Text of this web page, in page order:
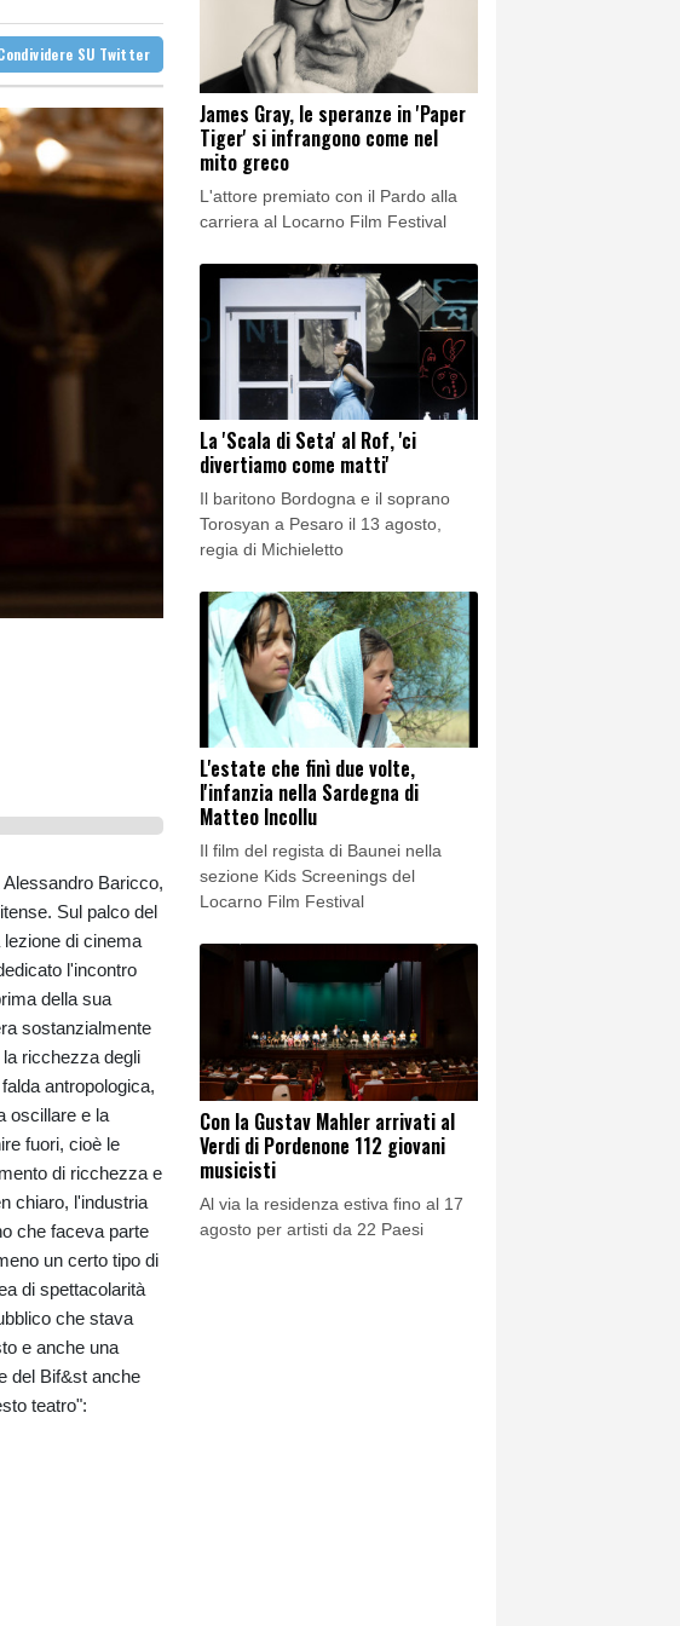
di Suu Kyi
la settimana di Ferragosto
settimana di Ferragosto
come nel mito greco
SU Twitter
Baricco,
Sul palco del
di cinema
l'incontro
della sua
sostanzialmente
ricchezza degli
antropologica,
oscillare e la
fuori, cioè le
di ricchezza e
chiaro, l'industria
che faceva parte
un certo tipo di
di spettacolarità
che stava
e anche una
del Bif&st anche
teatro":
James Gray, le speranze in 'Paper
Tiger' si infrangono come nel
mito greco
L'attore premiato con il Pardo alla
carriera al Locarno Film Festival
La 'Scala di Seta' al Rof, 'ci
divertiamo come matti'
Il baritono Bordogna e il soprano
Torosyan a Pesaro il 13 agosto,
regia di Michieletto
L'estate che finì due volte,
l'infanzia nella Sardegna di
Matteo Incollu
Il film del regista di Baunei nella
sezione Kids Screenings del
Locarno Film Festival
Con la Gustav Mahler arrivati al
Verdi di Pordenone 112 giovani
musicisti
Al via la residenza estiva fino al 17
agosto per artisti da 22 Paesi